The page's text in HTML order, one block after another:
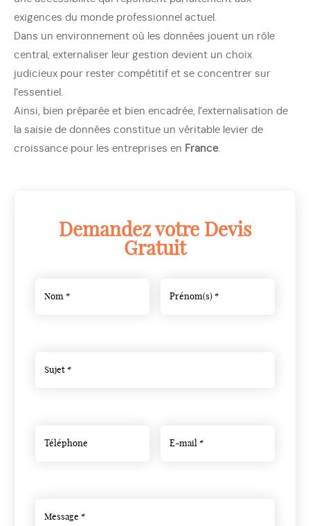
exigences du monde professionnel actuel.
Dans un environnement où les données jouent un rôle
central, externaliser leur gestion devient un choix
judicieux pour rester compétitif et se concentrer sur
l’essentiel.
Ainsi, bien préparée et bien encadrée, l’externalisation de
la saisie de données constitue un véritable levier de
croissance pour les entreprises en France.
Demandez votre Devis
Gratuit